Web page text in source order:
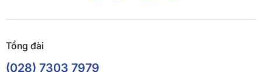
Tổng đài
(028) 7303 7979